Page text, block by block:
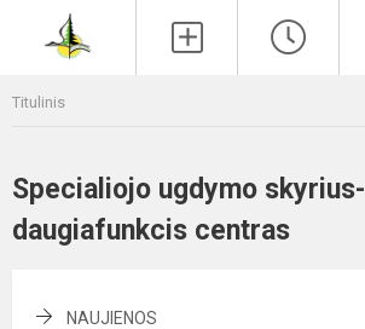
Titulinis
Specialiojo ugdymo skyrius-
daugiafunkcis centras
NAUJIENOS